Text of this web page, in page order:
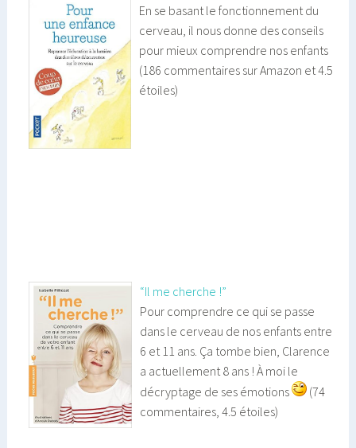
En se basant le fonctionnement du
cerveau, il nous donne des conseils
pour mieux comprendre nos enfants
(186 commentaires sur Amazon et 4.5
étoiles)
“Il me cherche !”
Pour comprendre ce qui se passe
dans le cerveau de nos enfants entre
6 et 11 ans. Ça tombe bien, Clarence
a actuellement 8 ans ! À moi le
décryptage de ses émotions
(74
commentaires, 4.5 étoiles)